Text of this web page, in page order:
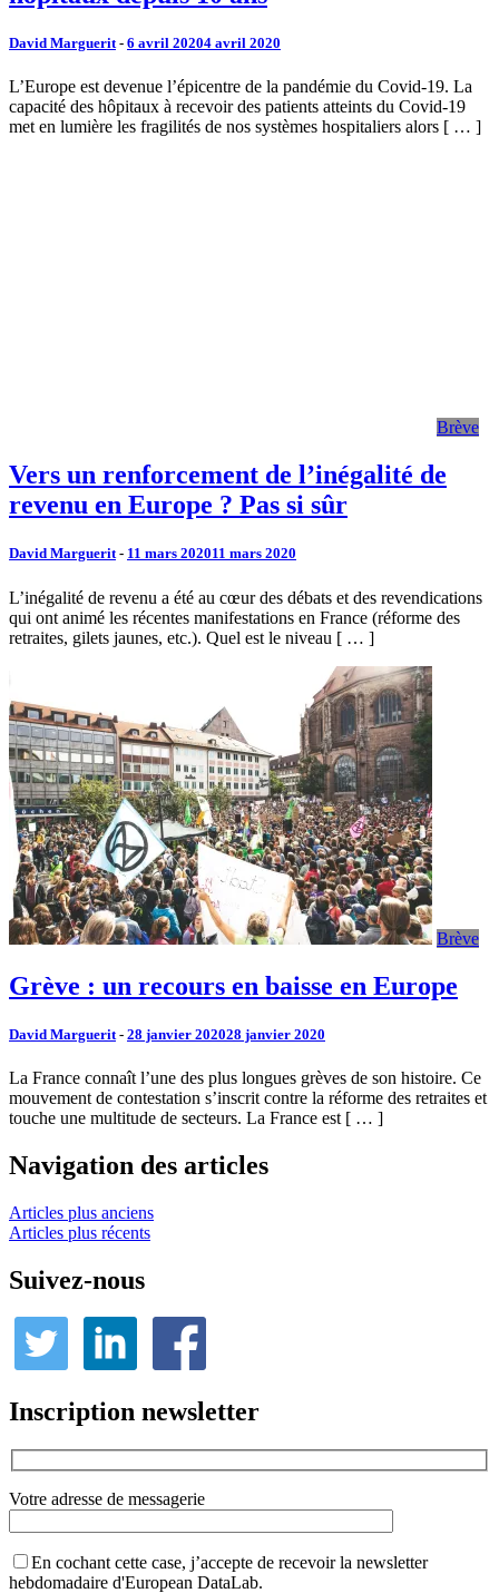
David Marguerit- 6 avril 20204 avril 2020
L’Europe est devenue l’épicentre de la pandémie du Covid-19. La
capacité des hôpitaux à recevoir des patients atteints du Covid-19
met en lumière les fragilités de nos systèmes hospitaliers alors [ … ]
Brève
Vers un renforcement de l’inégalité de
revenu en Europe ? Pas si sûr
David Marguerit- 11 mars 202011 mars 2020
L’inégalité de revenu a été au cœur des débats et des revendications
qui ont animé les récentes manifestations en France (réforme des
retraites, gilets jaunes, etc.). Quel est le niveau [ … ]
Brève
Grève : un recours en baisse en Europe
David Marguerit - 28 janvier 202028 janvier 2020
La France connaît l’une des plus longues grèves de son histoire. Ce
mouvement de contestation s’inscrit contre la réforme des retraites et
touche une multitude de secteurs. La France est [ … ]
Navigation des articles
Articles plus anciens
Articles plus récents
Suivez-nous
Inscription newsletter
Votre adresse de messagerie
En cochant cette case, j’accepte de recevoir la newsletter
hebdomadaire d'European DataLab.